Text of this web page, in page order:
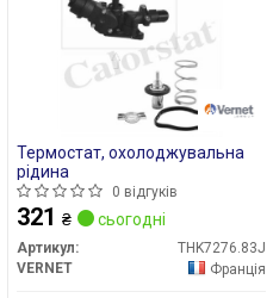
Термостат, охолоджувальна
рідина
0 відгуків
321 ₴ сьогодні
Артикул:
THK7276.83J
VERNET
Франція